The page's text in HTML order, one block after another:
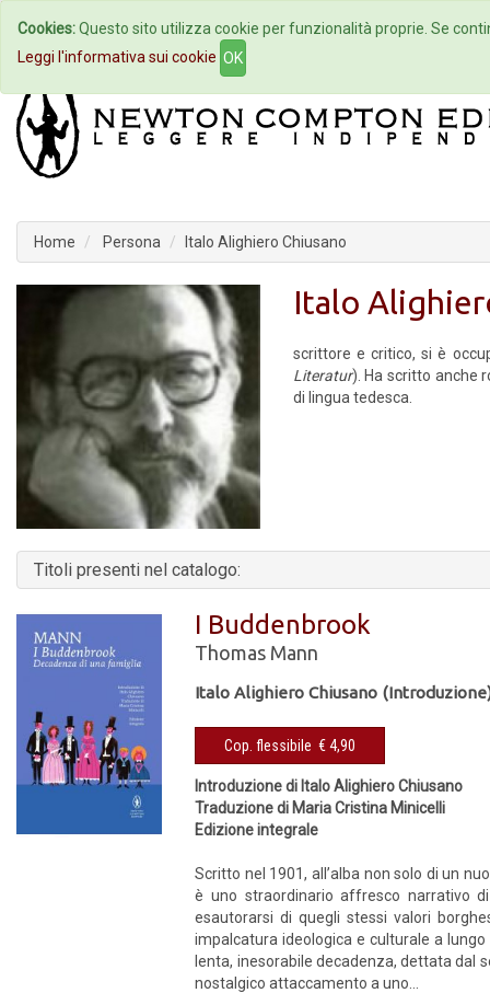
Home Autori Eventi
Home Persona Italo Alighiero Chiusano
Italo
scrittore e critico, si è
Literatur). Ha scritto anche
di lingua tedesca.
Titoli presenti nel catalogo:
I Buddenbrook
Thomas Mann
Italo Alighiero Chiusano
Cop. flessibile € 4,90
Introduzione di Italo Alighiero Chiusano
Traduzione di Maria Cristina Minicelli
Edizione integrale
Scritto nel 1901, all’alba non solo di un
è uno straordinario affresco narrativo
esautorarsi di quegli stessi valori
impalcatura ideologica e culturale a
lenta, inesorabile decadenza, dettata dal
nostalgico attaccamento a uno...
Cookies:Questo sito utilizza cookie per funzionalità proprie. Se
Leggi l'informativa sui cookie OK